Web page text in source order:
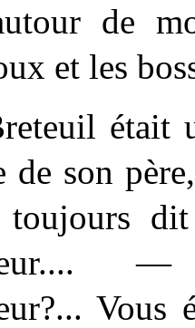
de
et les
était
de son
toujours
—